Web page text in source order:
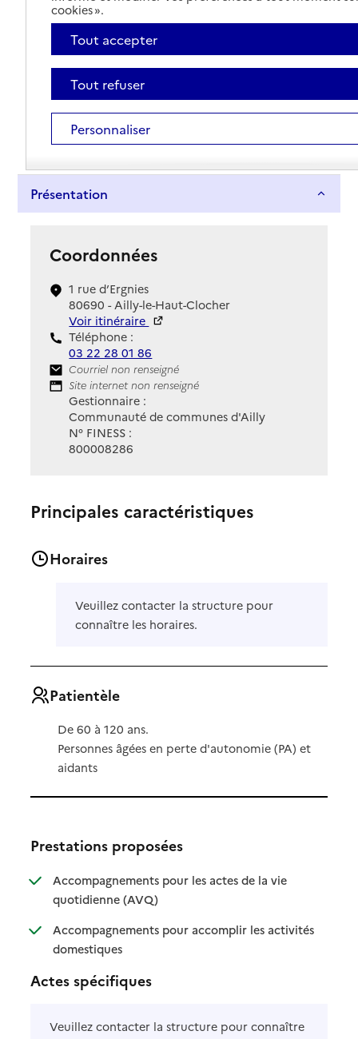
Présentation
Coordonnées
1 rue d’Ergnies
80690 - Ailly-le-Haut-Clocher
Voir itinéraire
Téléphone :
03 22 28 01 86
Contact
Courriel non renseigné
Site Internet
Site internet non renseigné
Gestionnaire :
Communauté de communes d'Ailly
N° FINESS :
800008286
Principales caractéristiques
Horaires
Veuillez contacter la structure pour
connaître les horaires.
Patientèle
De 60 à 120 ans.
Personnes âgées en perte d'autonomie (PA) et
aidants
Prestations proposées
Accompagnements pour les actes de la vie
quotidienne (AVQ): disponible
: non disponible
Accompagnements pour accomplir les activités
domestiques: disponible
: non disponible
Actes spécifiques
Veuillez contacter la structure pour connaître
cookies ».
Tout accepter
Tout refuser
Personnaliser